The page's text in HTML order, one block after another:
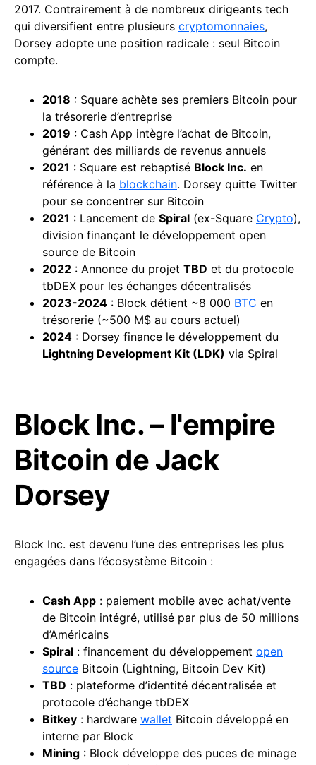
2017. Contrairement à de nombreux dirigeants tech
qui diversifient entre plusieurs cryptomonnaies,
Dorsey adopte une position radicale : seul Bitcoin
compte.
2018 : Square achète ses premiers Bitcoin pour
la trésorerie d’entreprise
2019 : Cash App intègre l’achat de Bitcoin,
générant des milliards de revenus annuels
2021 : Square est rebaptisé Block Inc. en
référence à la blockchain. Dorsey quitte Twitter
pour se concentrer sur Bitcoin
2021 : Lancement de Spiral (ex-Square Crypto),
division finançant le développement open
source de Bitcoin
2022 : Annonce du projet TBD et du protocole
tbDEX pour les échanges décentralisés
2023-2024 : Block détient ~8 000 BTC en
trésorerie (~500 M$ au cours actuel)
2024 : Dorsey finance le développement du
Lightning Development Kit (LDK) via Spiral
Block Inc. – l'empire
Bitcoin de Jack
Dorsey
Block Inc. est devenu l’une des entreprises les plus
engagées dans l’écosystème Bitcoin :
Cash App : paiement mobile avec achat/vente
de Bitcoin intégré, utilisé par plus de 50 millions
d’Américains
Spiral : financement du développement open
source Bitcoin (Lightning, Bitcoin Dev Kit)
TBD : plateforme d’identité décentralisée et
protocole d’échange tbDEX
Bitkey : hardware wallet Bitcoin développé en
interne par Block
Mining : Block développe des puces de minage